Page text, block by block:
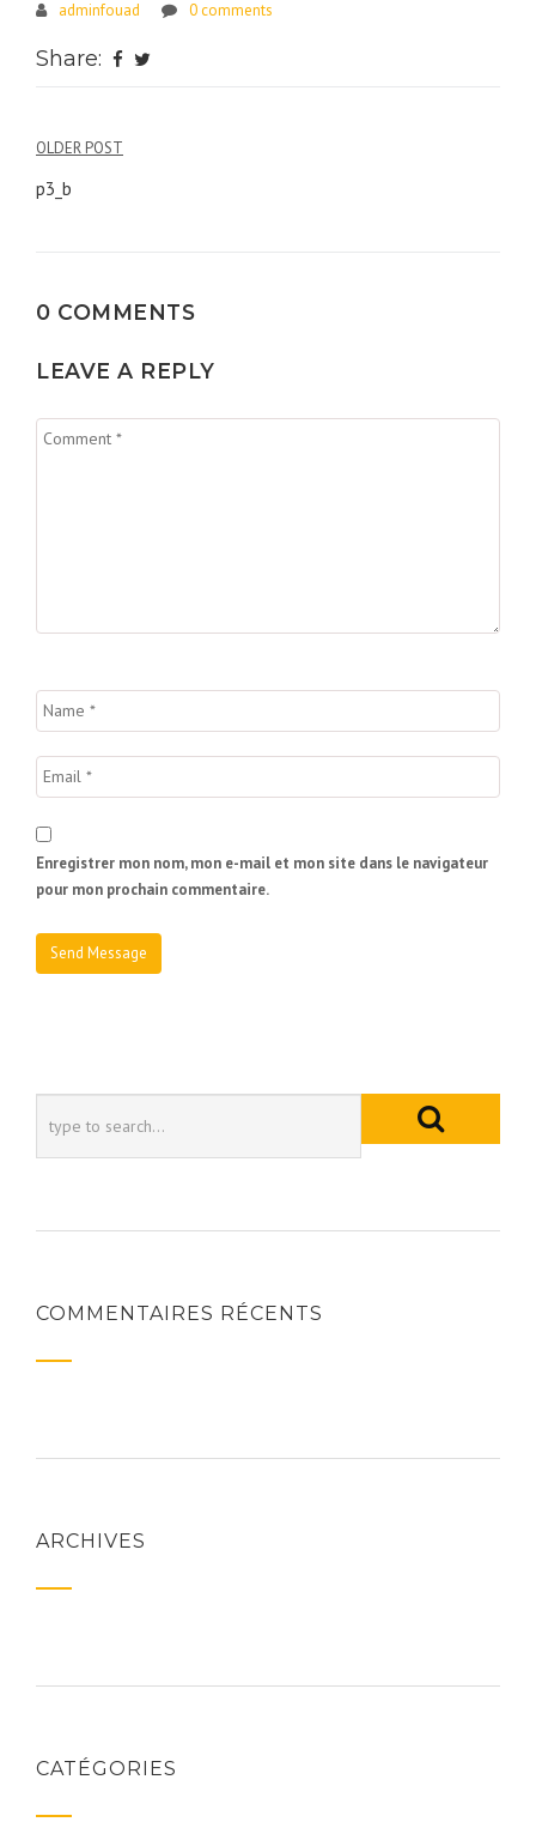
adminfouad 0 comments
Share:
Navigation
de
OLDER POST
p3_b
0 COMMENTS
LEAVE A REPLY
Enregistrer mon nom, mon e-mail et mon site dans le navigateur
pour mon prochain commentaire.
COMMENTAIRES RÉCENTS
ARCHIVES
CATÉGORIES